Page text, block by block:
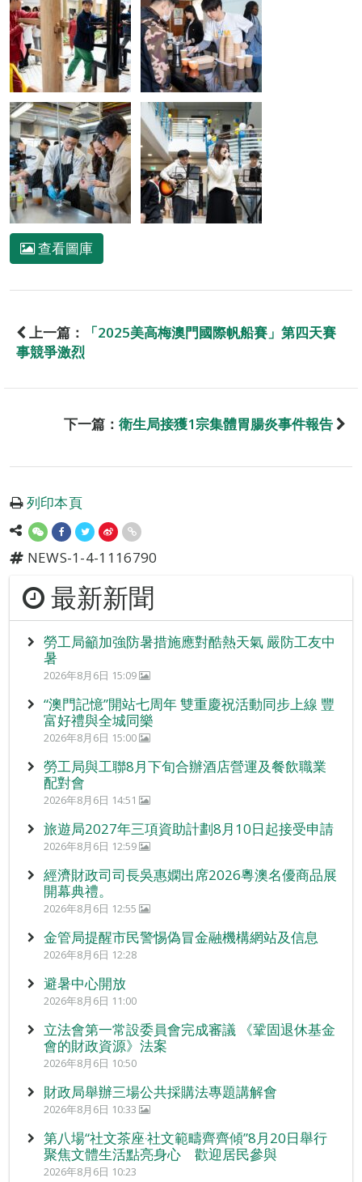
查看圖庫
上一篇：
「2025美高梅澳門國際帆船賽」第四天賽
事競爭激烈
下一篇： 衛生局接獲1宗集體胃腸炎事件報告
列印本頁
NEWS-1-4-1116790
最新新聞
勞工局籲加強防暑措施應對酷熱天氣 嚴防工友中
暑
2026年8月6日 15:09
“澳門記憶”開站七周年 雙重慶祝活動同步上線 豐
富好禮與全城同樂
2026年8月6日 15:00
勞工局與工聯8月下旬合辦酒店營運及餐飲職業
配對會
2026年8月6日 14:51
旅遊局2027年三項資助計劃8月10日起接受申請
2026年8月6日 12:59
經濟財政司司長吳惠嫻出席2026粵澳名優商品展
開幕典禮。
2026年8月6日 12:55
金管局提醒市民警惕偽冒金融機構網站及信息
2026年8月6日 12:28
避暑中心開放
2026年8月6日 11:00
立法會第一常設委員會完成審議 《鞏固退休基金
會的財政資源》法案
2026年8月6日 10:50
財政局舉辦三場公共採購法專題講解會
2026年8月6日 10:33
第八場“社文茶座‧社文範疇齊齊傾”8月20日舉行
聚焦文體生活點亮身心 歡迎居民參與
2026年8月6日 10:23